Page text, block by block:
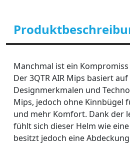
Manchmal ist ein
Der 3QTR AIR Mips basiert
Designmerkmalen und
Mips, jedoch ohne Kinnbügel
und mehr Komfort. Dank der
fühlt sich dieser Helm wie
besitzt jedoch eine